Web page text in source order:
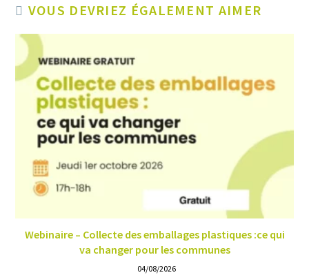
VOUS DEVRIEZ ÉGALEMENT AIMER
Webinaire – Collecte des emballages plastiques :ce qui
va changer pour les communes
04/08/2026